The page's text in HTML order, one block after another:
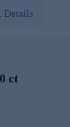
Details
ct